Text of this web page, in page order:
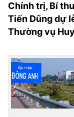
BILLIARDS
GOLF
CÁC CÚP CHÂU
LỊCH THI ĐẤU
KẾT QUẢ
BẢNG XẾP HẠNG
THỂ THAO
BÓNG ĐÁ
VĂN HÓA
GIẢI TRÍ
VĂN HÓA
ĐỌC - XEM
DIỄN ĐÀN
CÔNG NGHIỆP
VĂN HÓA SỐNG
NHỊP ĐẬP SỨC
X-QUANG TIN
VIẾT LẠI ƯỚC MƠ
GIẢI TRÍ
PHIM
ÂM NHẠC
DU LỊCH
TIN TỨC
THẾ GIỚI SAO
Chính trị, Bí
Tiến Dũng dự
Thường vụ